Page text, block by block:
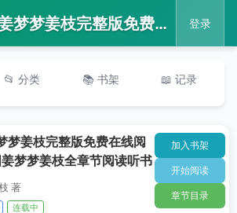
📖 向阳姜梦梦姜枝完整版免费在线阅读_向阳姜梦梦姜枝全章节阅读听书 登录
📂 分类 📚 书架 📖 记录
梦姜枝完整版免费在线阅
梦梦姜枝全章节阅读听书
著
连载中
加入书架
开始阅读
章节目录